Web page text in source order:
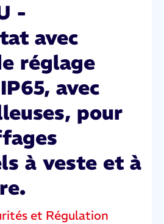
-
avec
réglage
avec
pour
à veste et à
et Régulation